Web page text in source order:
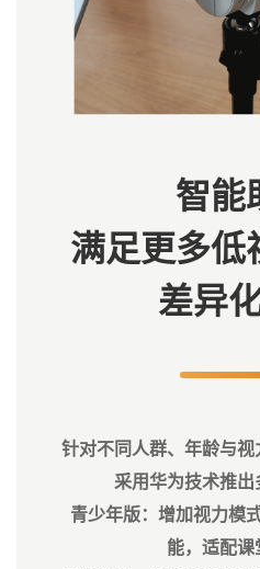
智能
满足更多低
差异
针对不同人群、年龄与
采用华为技术推出
青少年版：增加视力模
能，适配课